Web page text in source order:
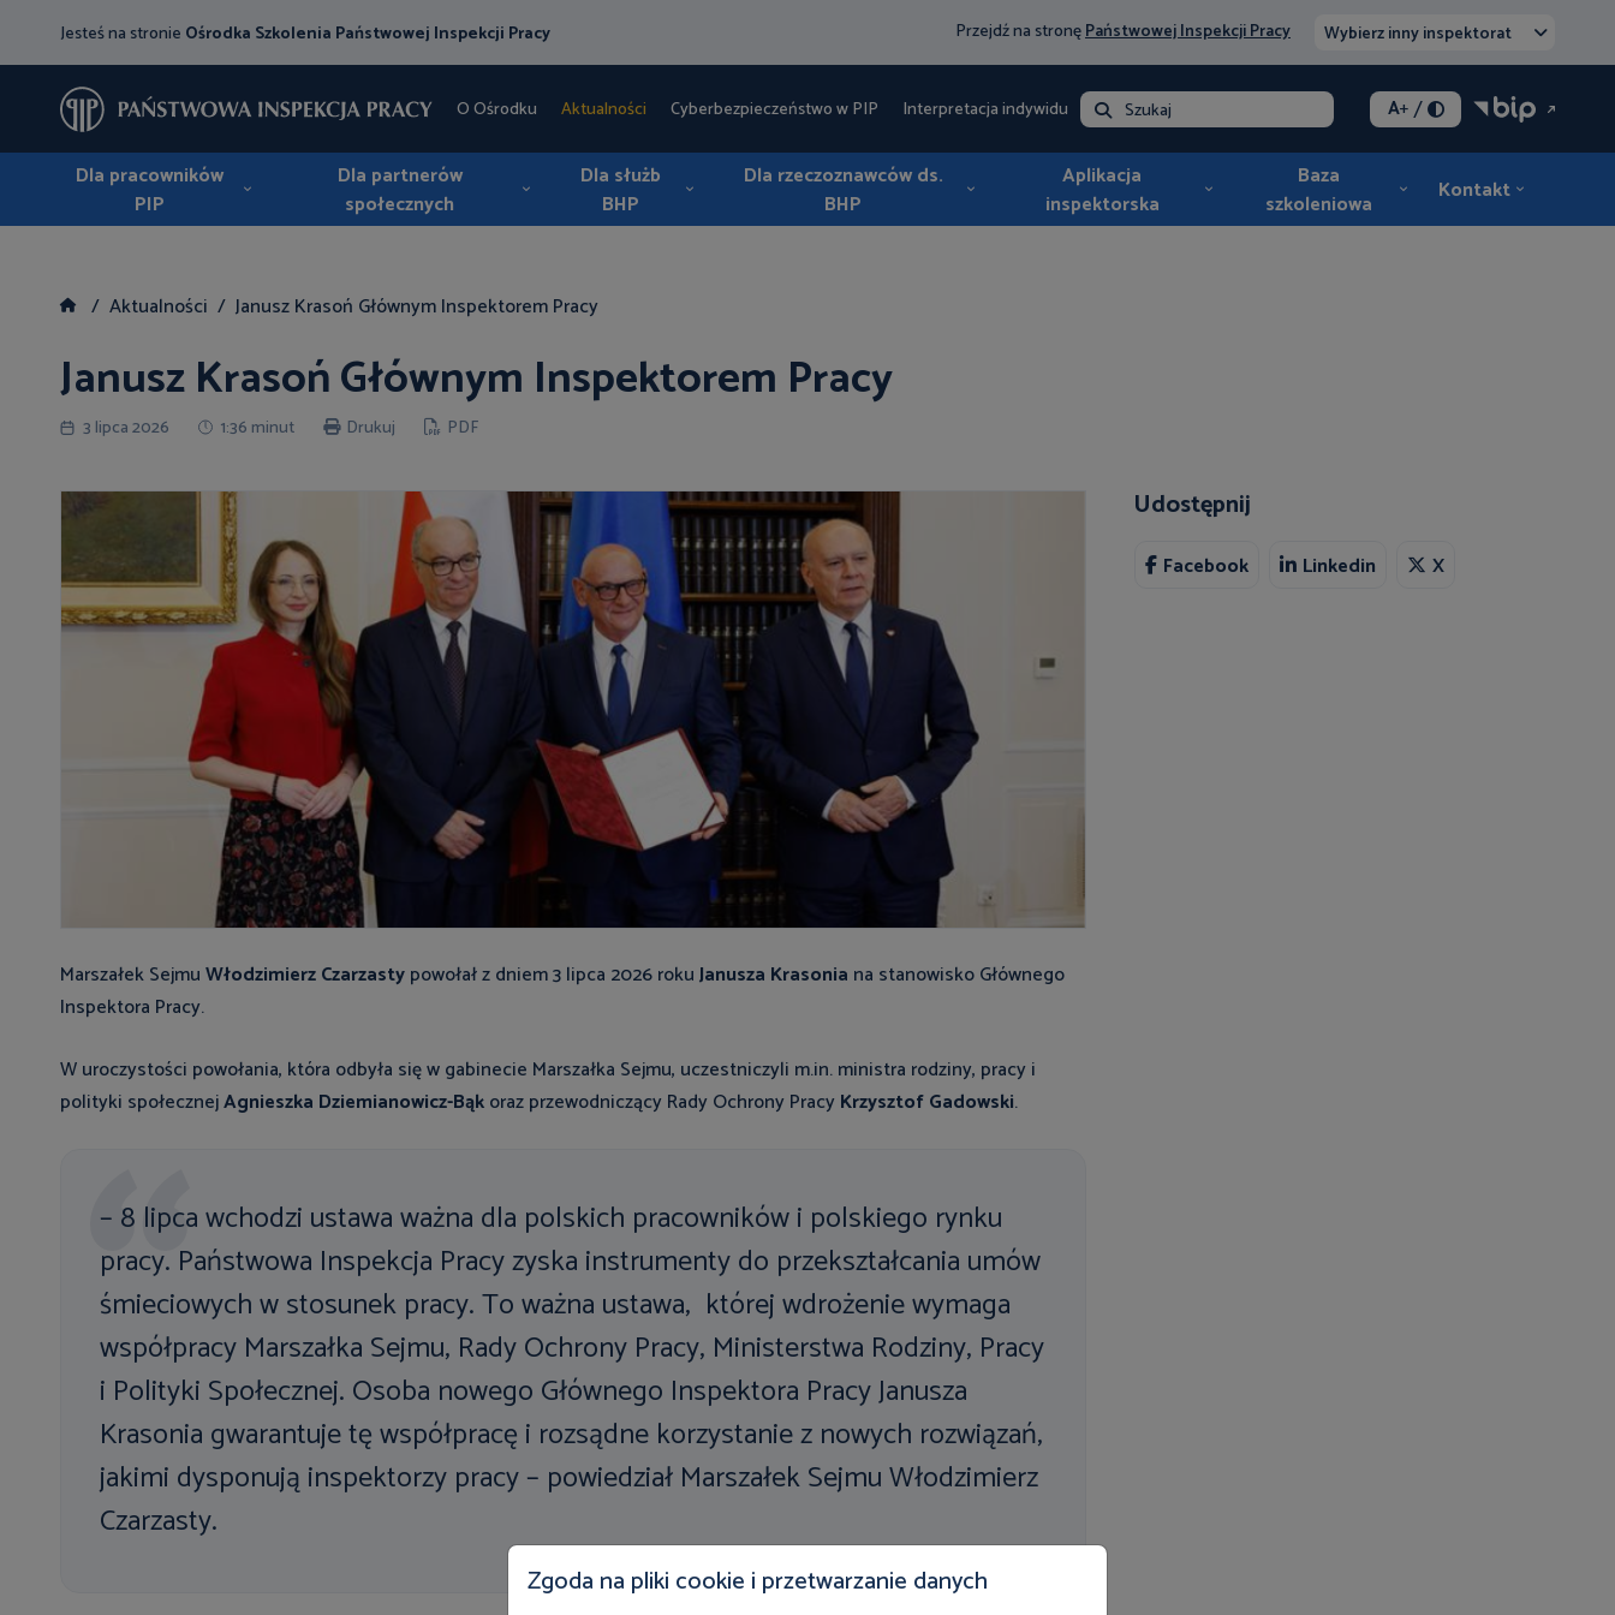
Jesteś na stronie Ośrodka Szkolenia Państwowej Inspekcji Pracy Przejdź na stronęPaństwowej Inspekcji Pracy Wybierz inny inspektorat
O Ośrodku Aktualności Cyberbezpieczeństwo w PIP Interpretacja indywidualna - opłata
Szukaj A+/
Dla pracowników
PIP
Dla partnerów
społecznych
Dla służb
BHP
Dla rzeczoznawców ds.
BHP
Aplikacja
inspektorska
Baza
szkoleniowa
Kontakt
Aktualności Janusz Krasoń Głównym Inspektorem Pracy
Janusz Krasoń Głównym Inspektorem Pracy
3 lipca 2026 1:36 minut Drukuj PDF
Marszałek SejmuWłodzimierz Czarzastypowołał z dniem 3 lipca 2026 rokuJanusza Krasonia na stanowisko Głównego
Inspektora Pracy.
W uroczystości powołania, która odbyła się w gabinecie Marszałka Sejmu, uczestniczyli m.in. ministra rodziny, pracy i
polityki społecznejAgnieszka Dziemianowicz-Bąkoraz przewodniczący Rady Ochrony PracyKrzysztof Gadowski.
– 8 lipca wchodzi ustawa ważna dla polskich pracowników i polskiego rynku
pracy. Państwowa Inspekcja Pracy zyska instrumenty do przekształcania umów
śmieciowych w stosunek pracy. To ważna ustawa, której wdrożenie wymaga
współpracy Marszałka Sejmu, Rady Ochrony Pracy, Ministerstwa Rodziny, Pracy
i Polityki Społecznej. Osoba nowego Głównego Inspektora Pracy Janusza
Krasonia gwarantuje tę współpracę i rozsądne korzystanie z nowych rozwiązań,
jakimi dysponują inspektorzy pracy – powiedział Marszałek Sejmu Włodzimierz
Czarzasty.
Udostępnij
Facebook Linkedin X
Zgoda na pliki cookie i przetwarzanie danych